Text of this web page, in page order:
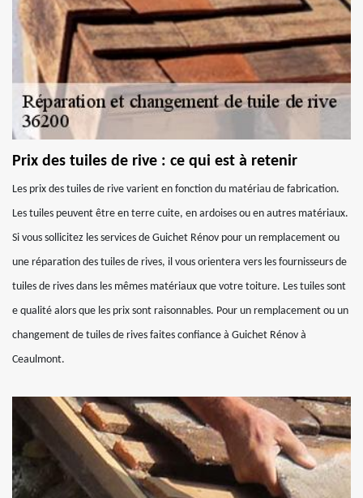
Prix des tuiles de rive : ce qui est à retenir
Les prix des tuiles de rive varient en fonction du matériau de fabrication.
Les tuiles peuvent être en terre cuite, en ardoises ou en autres matériaux.
Si vous sollicitez les services de Guichet Rénov pour un remplacement ou
une réparation des tuiles de rives, il vous orientera vers les fournisseurs de
tuiles de rives dans les mêmes matériaux que votre toiture. Les tuiles sont
e qualité alors que les prix sont raisonnables. Pour un remplacement ou un
changement de tuiles de rives faites confiance à Guichet Rénov à
Ceaulmont.